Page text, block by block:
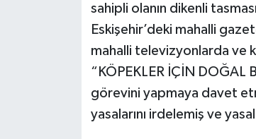
sahipli olanın dikenli
Eskişehir’deki mahalli
mahalli televizyonlarda ve
“KÖPEKLER İÇİN DOĞAL
görevini yapmaya davet
yasalarını irdelemiş ve